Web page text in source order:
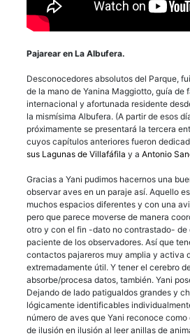
Pajarear en La Albufera.
Desconocedores absolutos del Parque,
de la mano de Yanina Maggiotto, guía de
internacional y afortunada residente
la mismísima Albufera. (A partir de esos
próximamente se presentará la tercera
cuyos capítulos anteriores fueron
sus Lagunas de Villafáfila y a Antonio
Gracias a Yani pudimos hacernos una
observar aves en un paraje así. Aquello
muchos espacios diferentes y con una
pero que parece moverse de manera
otro y con el fin -dato no contrastado- de
paciente de los observadores. Así que
contactos pajareros muy amplia y activa
extremadamente útil. Y tener el cerebro
absorbe/procesa datos, también. Yani
Dejando de lado patigualdos grandes y
lógicamente identificables
número de aves que Yani reconoce como
de ilusión en ilusión al leer anillas de